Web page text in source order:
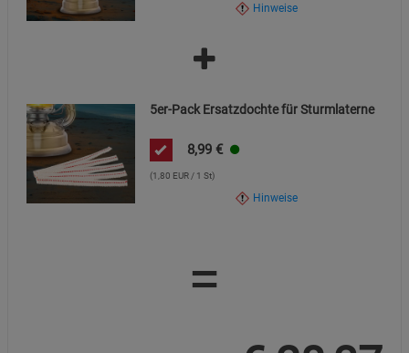
Hinweise
5er-Pack Ersatzdochte für Sturmlaterne
8,99 €
(1,80 EUR / 1 St)
Hinweise
=